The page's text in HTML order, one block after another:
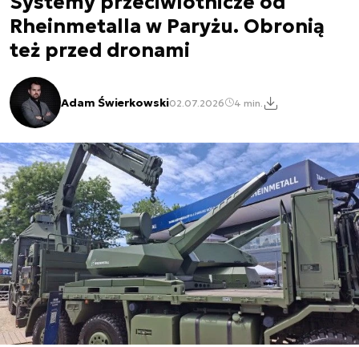
Rheinmetalla w Paryżu. Obronią
też przed dronami
Adam Świerkowski02.07.2026 4 min.